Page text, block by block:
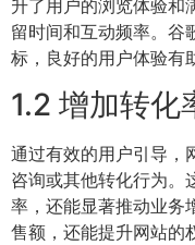
升了用户的浏览体验和
留时间和互动频率。谷
标，良好的用户体验有
1.2 增加转化
通过有效的用户引导，
咨询或其他转化行为。
率，还能显著推动业务
售额，还能提升网站的